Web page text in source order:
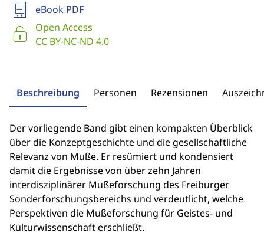
eBook PDF
Open Access
CC BY-NC-ND 4.0
Beschreibung Personen Rezensionen
Der vorliegende Band gibt einen kompakten Überblick
über die Konzeptgeschichte und die gesellschaftliche
Relevanz von Muße. Er resümiert und kondensiert
damit die Ergebnisse von über zehn Jahren
interdisziplinärer Mußeforschung des Freiburger
Sonderforschungsbereichs und verdeutlicht, welche
Perspektiven die Mußeforschung für Geistes- und
Kulturwissenschaft erschließt.